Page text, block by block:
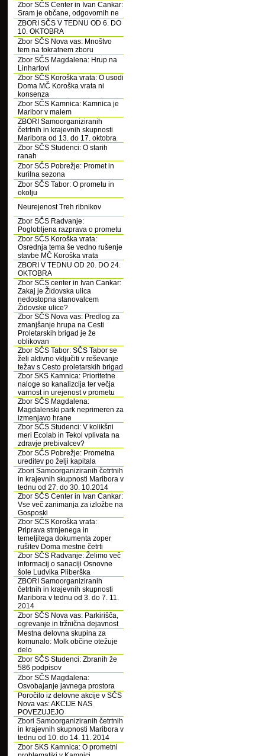
Zbor SČS Center in Ivan Cankar:
Sram je občane, odgovornih ne
ZBORI SČS V TEDNU OD 6. DO
10. OKTOBRA
Zbor SČS Nova vas: Mnoštvo
tem na tokratnem zboru
Zbor SČS Magdalena: Hrup na
Linhartovi
Zbor SČS Koroška vrata: O usodi
Doma MČ Koroška vrata ni
konsenza
Zbor SČS Kamnica: Kamnica je
Maribor v malem
ZBORI Samoorganiziranih
četrtnih in krajevnih skupnosti
Maribora od 13. do 17. oktobra
Zbor SČS Studenci: O starih
ranah
Zbor SČS Pobrežje: Promet in
kurilna sezona
Zbor SČS Tabor: O prometu in
okolju
Neurejenost Treh ribnikov
Zbor SČS Radvanje:
Poglobljena razprava o prometu
Zbor SČS Koroška vrata:
Osrednja tema še vedno rušenje
stavbe MČ Koroška vrata
ZBORI V TEDNU OD 20. DO 24.
OKTOBRA
Zbor SČS center in Ivan Cankar:
Zakaj je Židovska ulica
nedostopna stanovalcem
Židovske ulice?
Zbor SČS Nova vas: Predlog za
zmanjšanje hrupa na Cesti
Proletarskih brigad je že
oblikovan
Zbor SČS Tabor: SČS Tabor se
želi aktivno vključiti v reševanje
težav s Cesto proletarskih brigad
Zbor SKS Kamnica: Prioritetne
naloge so kanalizcija ter večja
varnost in urejenost v prometu
Zbor SČS Magdalena:
Magdalenski park neprimeren za
izmenjavo hrane
Zbor SČS Studenci: V kolikšni
meri Ecolab in Tekol vplivata na
zdravje prebivalcev?
Zbor SČS Pobrežje: Prometna
ureditev po želji kapitala
Zbori Samoorganiziranih četrtnih
in krajevnih skupnosti Maribora v
tednu od 27. do 30. 10.2014
Zbor SČS Center in Ivan Cankar:
Vse več zanimanja za izložbe na
Gosposki
Zbor SČS Koroška vrata:
Priprava strnjenega in
temeljitega dokumenta zoper
rušitev Doma mestne četrti
Zbor SČS Radvanje: Želimo več
informacij o sanaciji Osnovne
šole Ludvika Pliberška
ZBORI Samoorganiziranih
četrtnih in krajevnih skupnosti
Maribora v tednu od 3. do 7. 11.
2014
Zbor SČS Nova vas: Parkirišča,
ogrevanje in tržnična dejavnost
Mestna delovna skupina za
komunalo: Molk občine otežuje
delo
Zbor SČS Studenci: Zbranih že
586 podpisov
Zbor SČS Magdalena:
Osvobajanje javnega prostora
Poročilo iz delovne akcije v SČS
Nova vas: AKCIJE NAS
POVEZUJEJO
Zbori Samoorganiziranih četrtnih
in krajevnih skupnosti Maribora v
tednu od 10. do 14. 11. 2014
Zbor SKS Kamnica: O prometni